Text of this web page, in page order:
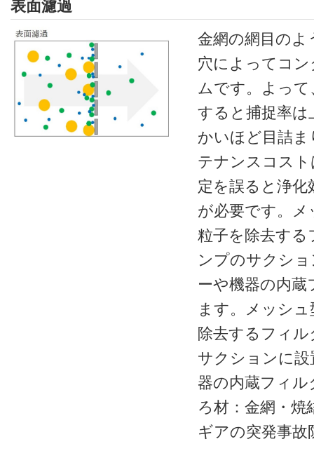
表面濾過
金網の網目のよ
穴によってコ
ムです。よっ
すると捕捉率
かいほど目詰
テナンスコス
定を誤ると浄化
が必要です。
粒子を除去する
ンプのサクシ
ーや機器の内
ます。メッシ
除去するフィ
サクションに
器の内蔵フィ
ろ材：金網・
ギアの突発事故